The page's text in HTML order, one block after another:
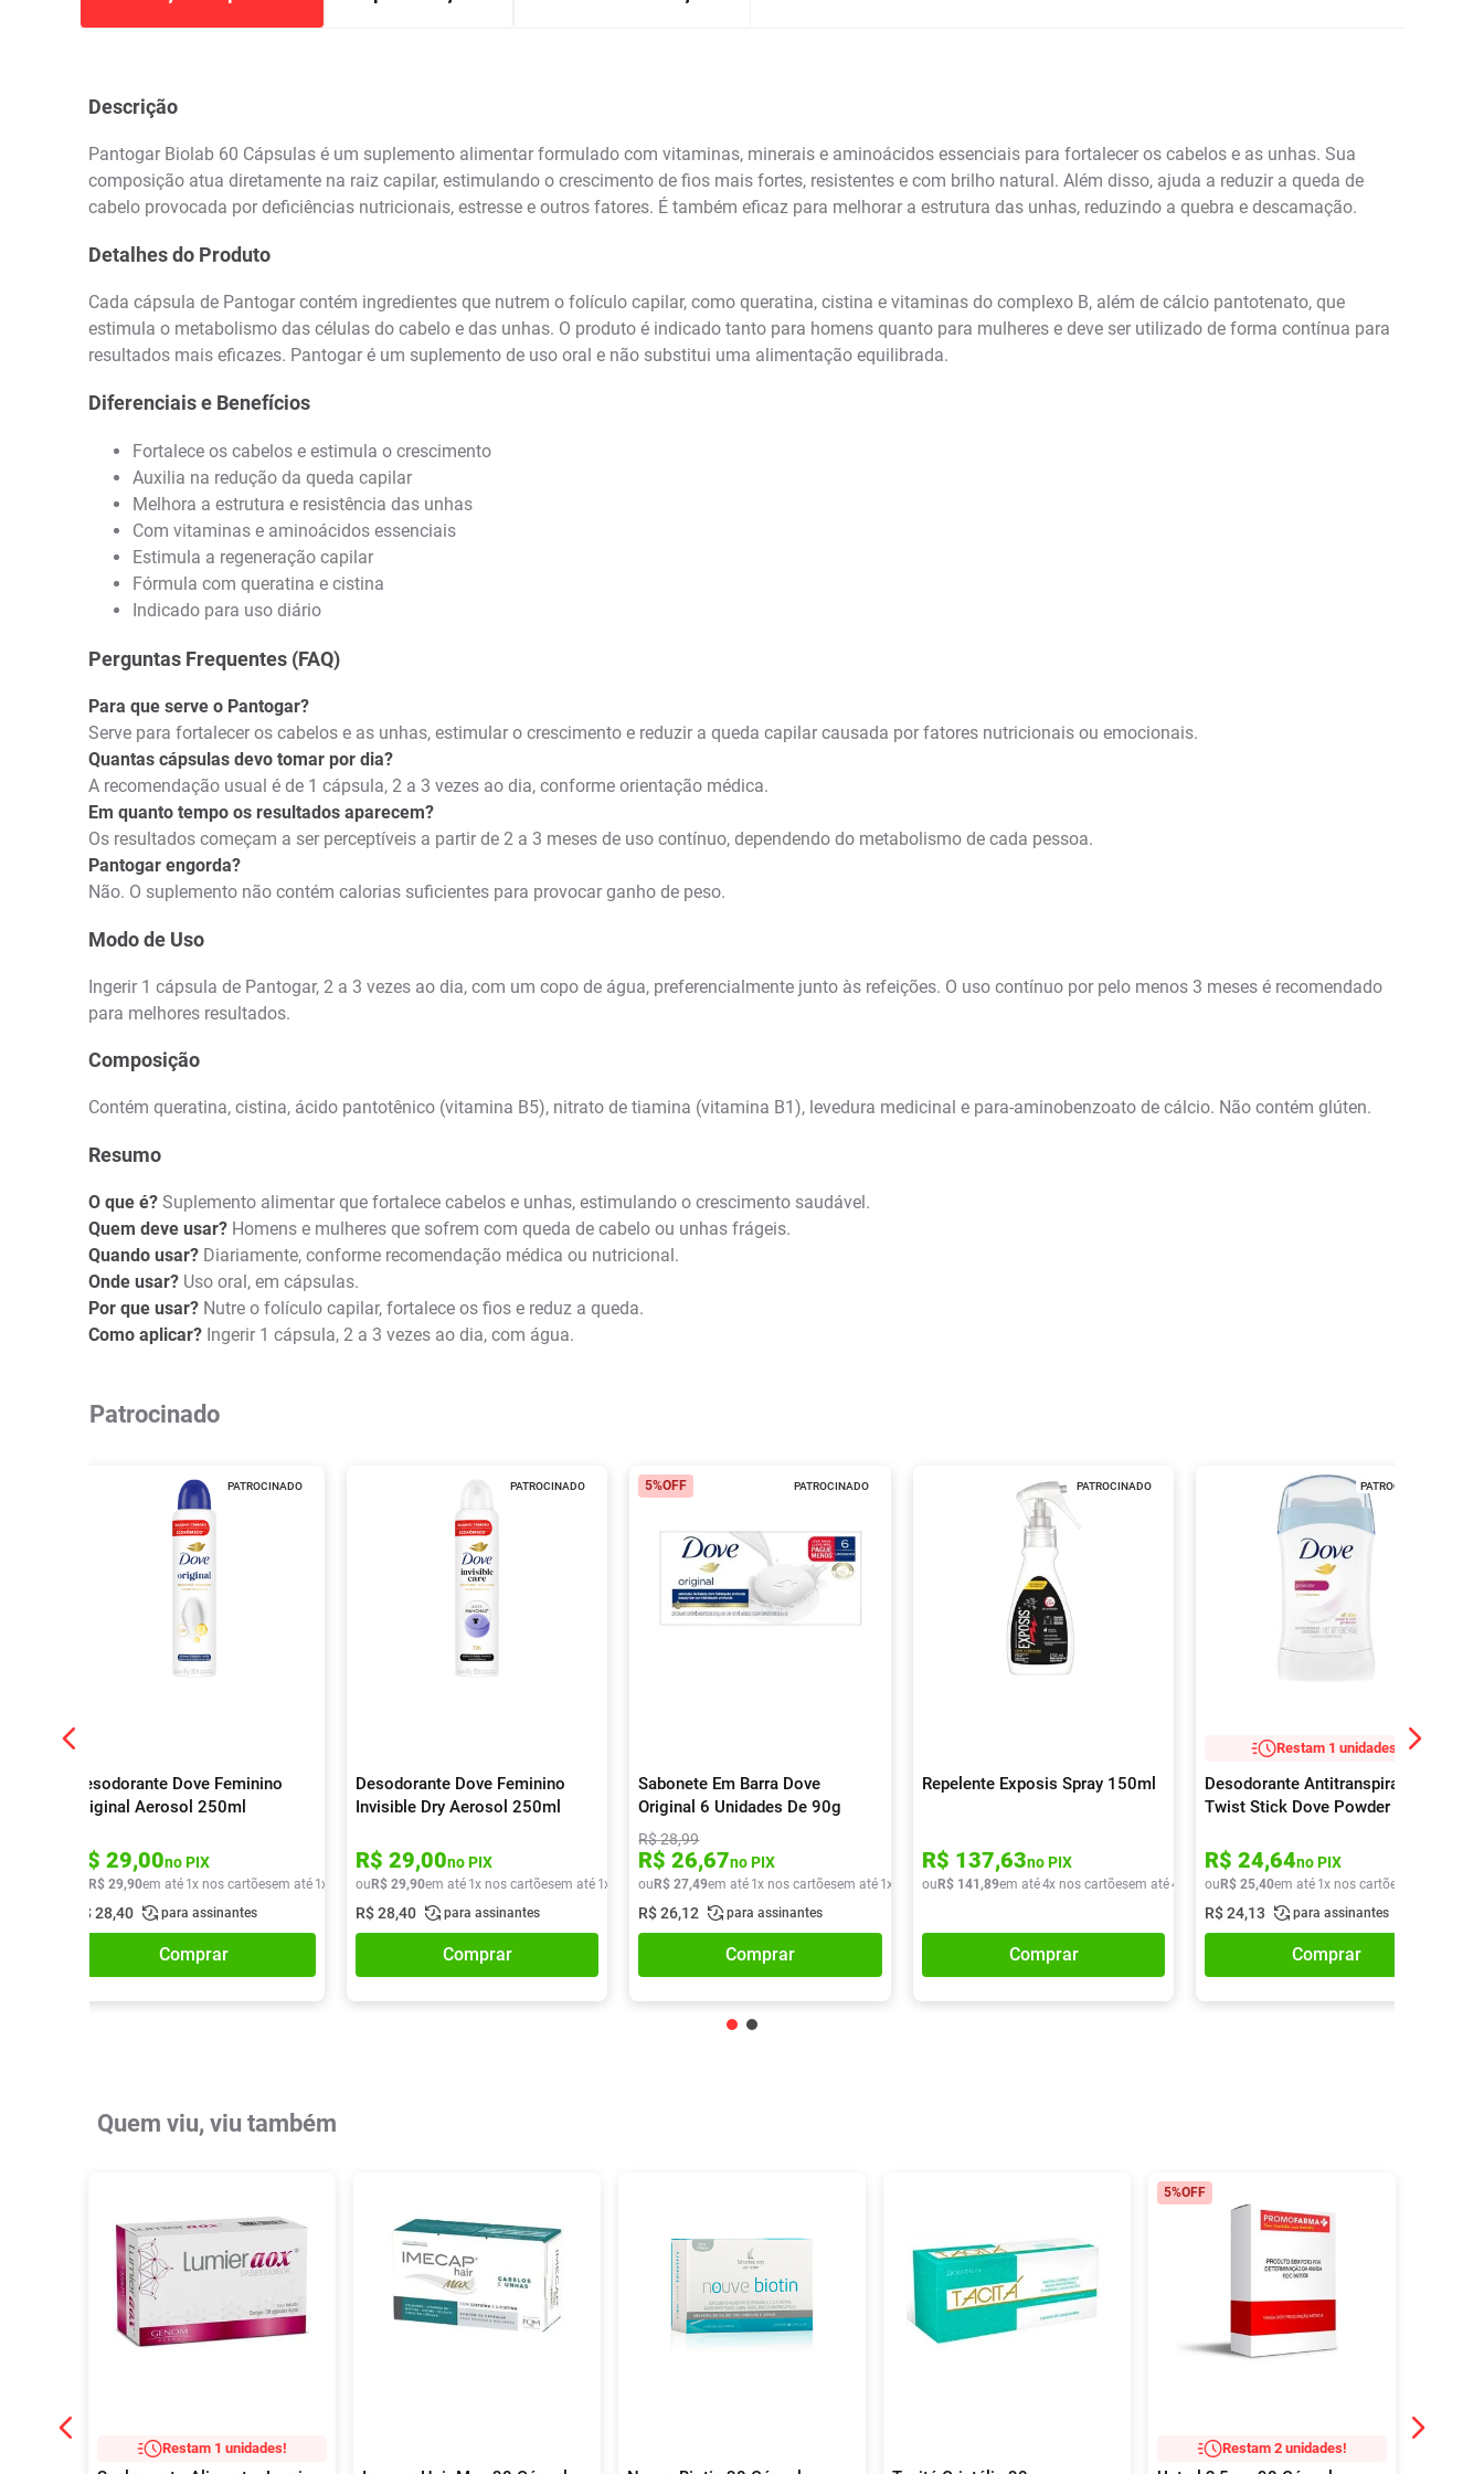
Descrição
Pantogar Biolab 60 Cápsulas é um suplemento alimentar formulado com vitaminas, minerais e aminoácidos essenciais para fortalecer os cabelos e as unhas. Sua
composição atua diretamente na raiz capilar, estimulando o crescimento de fios mais fortes, resistentes e com brilho natural. Além disso, ajuda a reduzir a queda de
cabelo provocada por deficiências nutricionais, estresse e outros fatores. É também eficaz para melhorar a estrutura das unhas, reduzindo a quebra e descamação.
Detalhes do Produto
Cada cápsula de Pantogar contém ingredientes que nutrem o folículo capilar, como queratina, cistina e vitaminas do complexo B, além de cálcio pantotenato, que
estimula o metabolismo das células do cabelo e das unhas. O produto é indicado tanto para homens quanto para mulheres e deve ser utilizado de forma contínua para
resultados mais eficazes. Pantogar é um suplemento de uso oral e não substitui uma alimentação equilibrada.
Diferenciais e Benefícios
Fortalece os cabelos e estimula o crescimento
Auxilia na redução da queda capilar
Melhora a estrutura e resistência das unhas
Com vitaminas e aminoácidos essenciais
Estimula a regeneração capilar
Fórmula com queratina e cistina
Indicado para uso diário
Perguntas Frequentes (FAQ)
Para que serve o Pantogar?
Serve para fortalecer os cabelos e as unhas, estimular o crescimento e reduzir a queda capilar causada por fatores nutricionais ou emocionais.
Quantas cápsulas devo tomar por dia?
A recomendação usual é de 1 cápsula, 2 a 3 vezes ao dia, conforme orientação médica.
Em quanto tempo os resultados aparecem?
Os resultados começam a ser perceptíveis a partir de 2 a 3 meses de uso contínuo, dependendo do metabolismo de cada pessoa.
Pantogar engorda?
Não. O suplemento não contém calorias suficientes para provocar ganho de peso.
Modo de Uso
Ingerir 1 cápsula de Pantogar, 2 a 3 vezes ao dia, com um copo de água, preferencialmente junto às refeições. O uso contínuo por pelo menos 3 meses é recomendado
para melhores resultados.
Composição
Contém queratina, cistina, ácido pantotênico (vitamina B5), nitrato de tiamina (vitamina B1), levedura medicinal e para-aminobenzoato de cálcio. Não contém glúten.
Resumo
O que é? Suplemento alimentar que fortalece cabelos e unhas, estimulando o crescimento saudável.
Quem deve usar? Homens e mulheres que sofrem com queda de cabelo ou unhas frágeis.
Quando usar? Diariamente, conforme recomendação médica ou nutricional.
Onde usar? Uso oral, em cápsulas.
Por que usar? Nutre o folículo capilar, fortalece os fios e reduz a queda.
Como aplicar? Ingerir 1 cápsula, 2 a 3 vezes ao dia, com água.
Patrocinado
PATROCINADO
Desodorante Dove Feminino
Original Aerosol 250ml
R$ 29,00no PIX
R$ 29,90em até 1x nos cartõesem até 1x de R$ 29,90
R$ 28,40 para assinantes
Comprar
PATROCINADO
Desodorante Dove Feminino
Invisible Dry Aerosol 250ml
R$ 29,00no PIX
ou R$ 29,90em até 1x nos cartõesem até 1x de R$ 29,90
R$28,40 para assinantes
Comprar
PATROCINADO
5%OFF
Sabonete Em Barra Dove
Original 6 Unidades De 90g
R$28,99
R$ 26,67no PIX
ou R$ 27,49em até 1x nos cartõesem até 1x de R$ 27,49
R$ 26,12 para assinantes
Comprar
PATROCINADO
Repelente Exposis Spray 150ml
R$ 137,63no PIX
ou R$ 141 ,89em até4x nos cartõesem até4 R$ 35 ,47
Comprar
PATROCINADO
Restam 1 unidades!
Desodorante Antitranspirante
Twist Stick Dove Powder 45g
R$ 24,64no PIX
ou R$ 25,40em até 1x nos cartões
R$ 24,13 para assinantes
Comprar
Quem viu, viu também
Restam 1 unidades!
5%OFF
Restam 2 unidades!